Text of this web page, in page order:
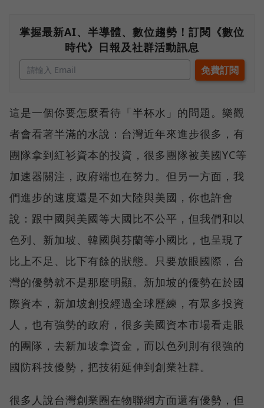
掌握最新AI、半導體、數位趨勢！訂閱《數位
時代》日報及社群活動訊息
這是一個你要怎麼看待「半杯水」的問題。樂觀
者會看著半滿的水說：台灣近年來進步很多，有
團隊拿到紅衫資本的投資，很多團隊被美國YC等
加速器關注，政府端也在努力。但另一方面，我
們進步的速度還是不如大陸與美國，你也許會
說：跟中國與美國等大國比不公平，但我們和以
色列、新加坡、韓國與芬蘭等小國比，也呈現了
比上不足、比下有餘的狀態。只要放眼國際，台
灣的優勢就不是那麼明顯。新加坡的優勢在於國
際資本，新加坡創投經過全球歷練，有眾多投資
人，也有強勢的政府，很多美國資本市場看走眼
的團隊，去新加坡拿資金，而以色列則有很強的
國防科技優勢，把技術延伸到創業社群。
很多人說台灣創業圈在物聯網方面還有優勢，但